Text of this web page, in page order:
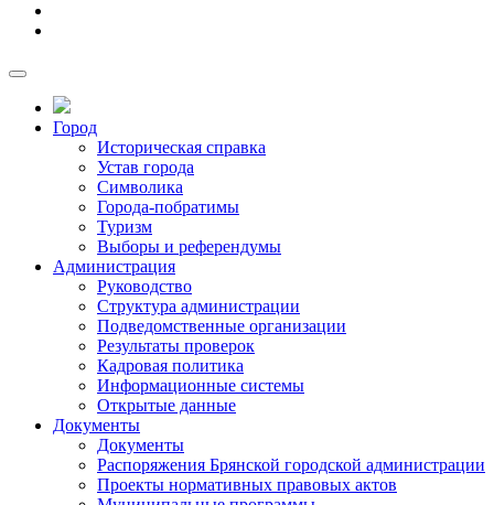
Город
Историческая справка
Устав города
Символика
Города-побратимы
Туризм
Выборы и референдумы
Администрация
Руководство
Структура администрации
Подведомственные организации
Результаты проверок
Кадровая политика
Информационные системы
Открытые данные
Документы
Документы
Распоряжения Брянской городской администрации
Проекты нормативных правовых актов